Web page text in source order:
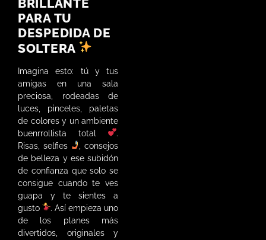
BRILLANTE
PARA TU
DESPEDIDA DE
SOLTERA
Imagina esto: tú y tus
amigas en una sala
preciosa, rodeadas de
luces, pinceles, paletas
de colores y un ambiente
buenrrollista total
.
Risas, selfies
, consejos
de belleza y ese subidón
de confianza que solo se
consigue cuando te ves
guapa y te sientes a
gusto
. Así empieza uno
de los planes más
divertidos, originales y